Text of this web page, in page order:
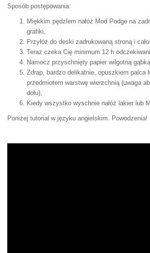
Sposób postępowania:
Miękkim pędzlem nałóż Mod Podge na
grafiki,
Przyłóż do deski zadrukowaną stroną i
Teraz czeka Cię minimum 12 h
Namocz przyschnięty papier wilgotną
Zdrap, bardzo delikatnie, opuszkiem palca
przedmiotem warstwę wierzchnią (uwaga
dołu),
Kiedy wszystko wyschnie nałóż lakier lub
Poniżej tutorial w języku angielskim. Powodzenia!